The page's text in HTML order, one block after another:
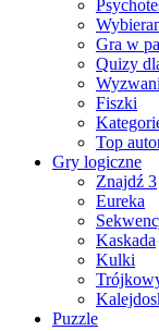
Gra w
Quizy
Fiszki
Top
Gry logiczne
Znajdź 3
Eureka
Kaskada
Kulki
Puzzle